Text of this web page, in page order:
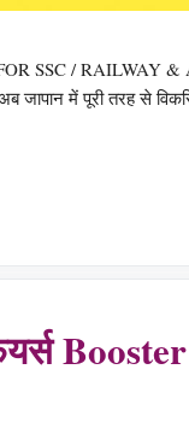
SSC / RAILWAY
में पूरी तरह से